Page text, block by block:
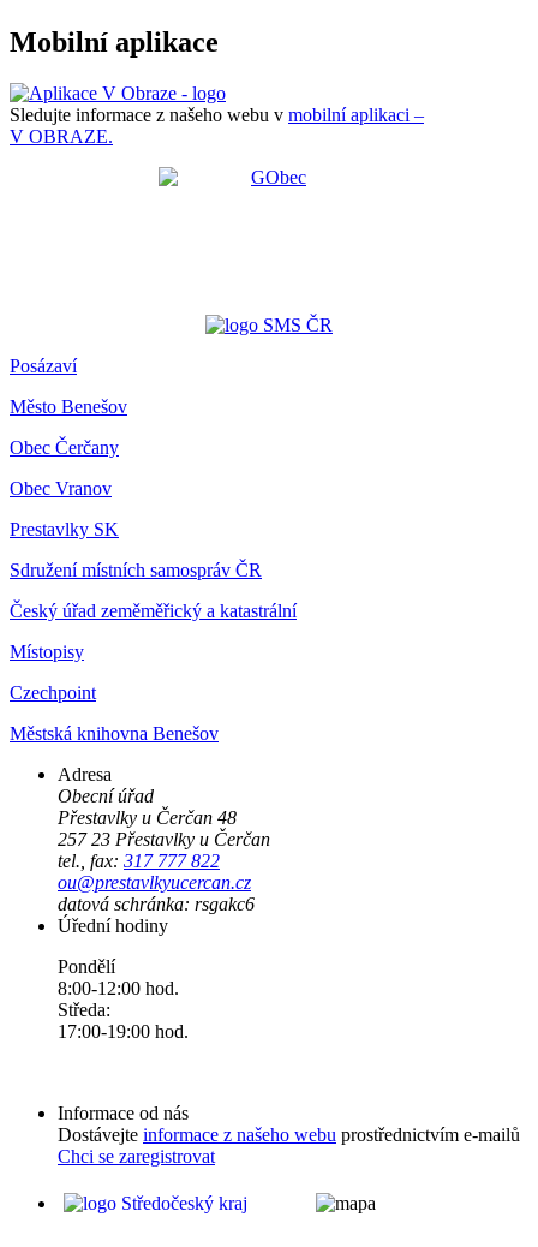
Mobilní aplikace
Sledujte informace z našeho webu v mobilní aplikaci –
V OBRAZE.
Posázaví
Město Benešov
Obec Čerčany
Obec Vranov
Prestavlky SK
Sdružení místních samospráv ČR
Český úřad zeměměřický a katastrální
Místopisy
Czechpoint
Městská knihovna Benešov
Adresa
Obecní úřad
Přestavlky u Čerčan 48
257 23 Přestavlky u Čerčan
tel., fax: 317 777 822
ou@prestavlkyucercan.cz
datová schránka: rsgakc6
Úřední hodiny
Pondělí
8:00-12:00 hod.
Středa:
17:00-19:00 hod.
Informace od nás
Dostávejte informace z našeho webu prostřednictvím e-mailů
Chci se zaregistrovat